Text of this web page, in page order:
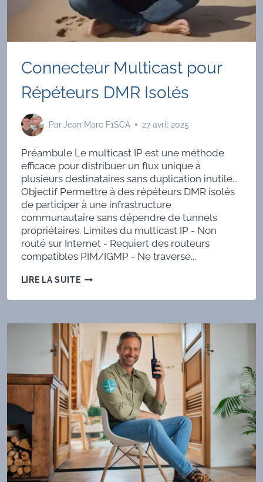
Connecteur Multicast pour
Répéteurs DMR Isolés
Par Jean Marc F1SCA 27 avril 2025
Préambule Le multicast IP est une méthode
efficace pour distribuer un flux unique à
plusieurs destinataires sans duplication inutile...
Objectif Permettre à des répéteurs DMR isolés
de participer à une infrastructure
communautaire sans dépendre de tunnels
propriétaires. Limites du multicast IP - Non
routé sur Internet - Requiert des routeurs
compatibles PIM/IGMP - Ne traverse...
LIRE LA SUITECONNECTEUR
POUR
ISOLÉS